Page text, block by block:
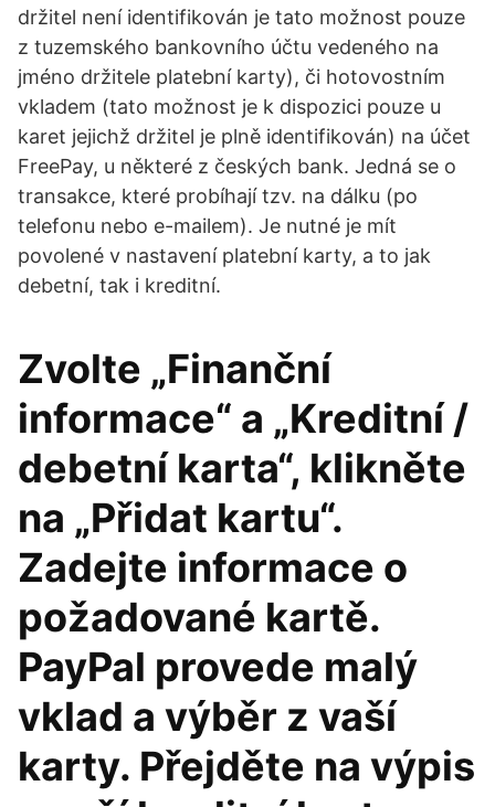
držitel není identifikován je tato možnost pouze
z tuzemského bankovního účtu vedeného na
jméno držitele platební karty), či hotovostním
vkladem (tato možnost je k dispozici pouze u
karet jejichž držitel je plně identifikován) na účet
FreePay, u některé z českých bank. Jedná se o
transakce, které probíhají tzv. na dálku (po
telefonu nebo e-mailem). Je nutné je mít
povolené v nastavení platební karty, a to jak
debetní, tak i kreditní.
Zvolte „Finanční
informace“ a „Kreditní /
debetní karta“, klikněte
na „Přidat kartu“.
Zadejte informace o
požadované kartě.
PayPal provede malý
vklad a výběr z vaší
karty. Přejděte na výpis